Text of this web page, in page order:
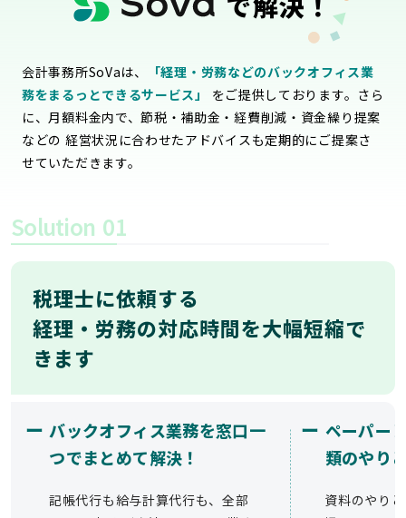
会計事務所SoVaは、
「経理・労務などのバックオフィス業
務をまるっとできるサービス」
をご提供しております。さら
に、月額料金内で、節税・補助金・経費削減・資金繰り提案
などの 経営状況に合わせたアドバイスも定期的にご提案さ
せていただきます。
Solution 01
税理士に依頼する
経理・労務の対応時間を大幅短縮で
きます
ー バックオフィス業務を窓口一
つでまとめて解決！
記帳代行も給与計算代行も、全部
ー ペーパー
類のやり
資料のやり